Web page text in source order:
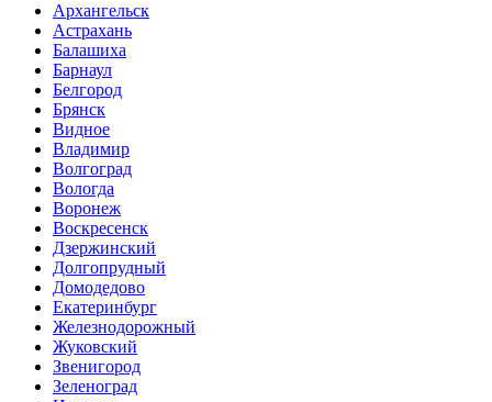
Архангельск
Астрахань
Балашиха
Барнаул
Белгород
Брянск
Видное
Владимир
Волгоград
Вологда
Воронеж
Воскресенск
Дзержинский
Долгопрудный
Домодедово
Екатеринбург
Железнодорожный
Жуковский
Звенигород
Зеленоград